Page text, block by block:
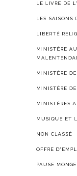
LE LIVRE DE
LES SAISONS
LIBERTÉ
MINISTÈRE
MINISTÈRE
MINISTÈRE
MINISTÈRES
MUSIQUE ET
NON CLASSÉ
OFFRE
PAUSE MONGE